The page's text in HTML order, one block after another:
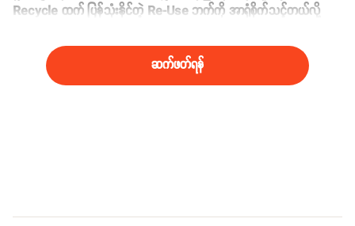
Recycle ထက် ပြန်သုံးနိုင်တဲ့ Re-Use ဘက်ကို အာရုံစိုက်သင့်တယ်လို့
ဆက်ဖတ်ရန်